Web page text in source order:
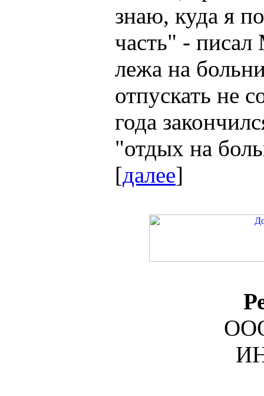
знаю, куда я
часть" -
лежа на
отпускать не
года
"отдых на
[далее]